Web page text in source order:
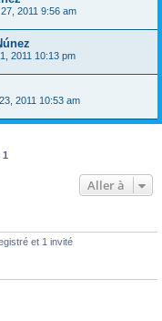
2011 9:56 am
2011 10:13 pm
2011 10:53 am
1
Aller à
et 1 invité